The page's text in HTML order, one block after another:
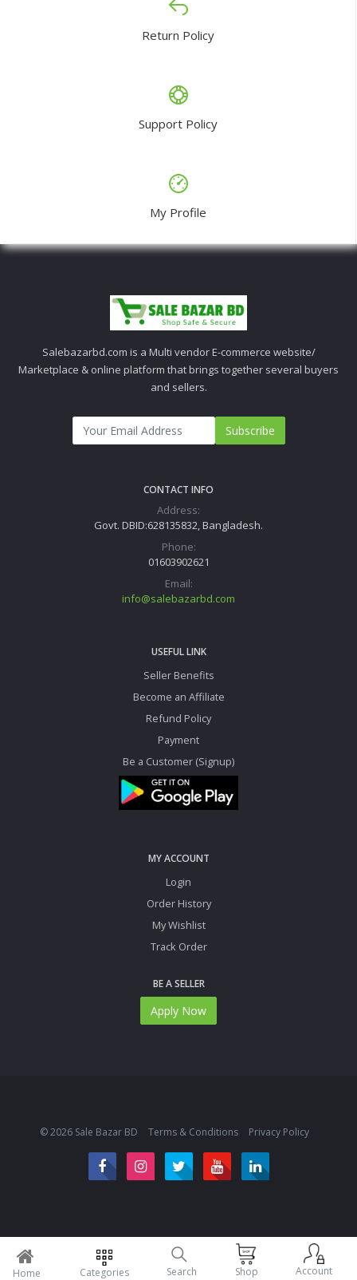
Home Categories Search Shop Account
Return Policy
Support Policy
My Profile
Salebazarbd.com is a Multi vendor E-commerce website/
Marketplace & online platform that brings together several buyers
and sellers.
Subscribe
CONTACT INFO
Address:
Govt. DBID:628135832, Bangladesh.
Phone:
01603902621
Email:
info@salebazarbd.com
USEFUL LINK
Seller Benefits
Become an Affiliate
Refund Policy
Payment
Be a Customer (Signup)
MY ACCOUNT
Login
Order History
My Wishlist
Track Order
BE A SELLER
Apply Now